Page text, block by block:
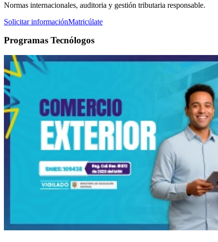
Normas internacionales, auditoria y gestión tributaria responsable.
Solicitar informaciónMatricúlate
Programas Tecnólogos